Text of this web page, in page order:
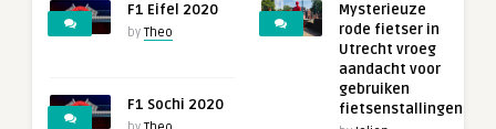
F1 Eifel 2020
by Theo
F1 Sochi 2020
Mysterieuze
rode fietser in
Utrecht vroeg
aandacht voor
gebruiken
fietsenstallingen